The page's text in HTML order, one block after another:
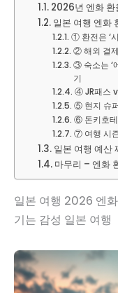
2026년 엔화 환
일본 여행 엔화
① 환전은 ‘
② 해외 결
③ 숙소는 ‘
기
④ JR패스
⑤ 현지 슈
⑥ 돈키호테
⑦ 여행 시
일본 여행 예산
마무리 – 엔화
일본 여행 2026 엔
기는 감성 일본 여행